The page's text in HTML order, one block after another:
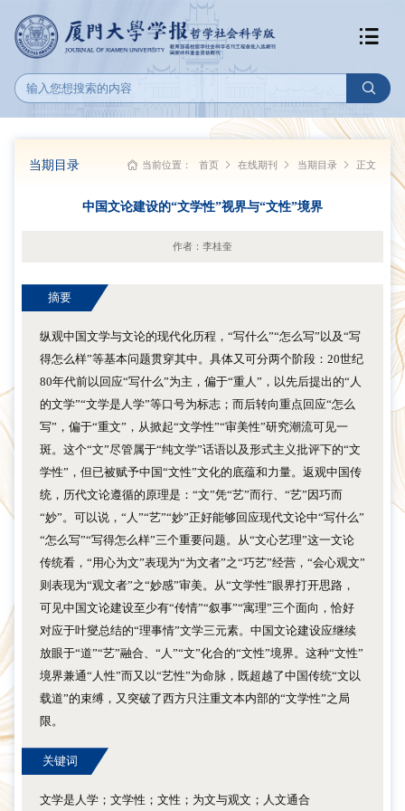
当期目录 当前位置： 首页 在线期刊 当期目录 正文
中国文论建设的“文学性”视界与“文性”境界
作者：李桂奎
摘要
纵观中国文学与文论的现代化历程，“写什么”“怎么写”以及“写
得怎么样”等基本问题贯穿其中。具体又可分两个阶段：20世纪
80年代前以回应“写什么”为主，偏于“重人”，以先后提出的“人
的文学”“文学是人学”等口号为标志；而后转向重点回应“怎么
写”，偏于“重文”，从掀起“文学性”“审美性”研究潮流可见一
斑。这个“文”尽管属于“纯文学”话语以及形式主义批评下的“文
学性”，但已被赋予中国“文性”文化的底蕴和力量。返观中国传
统，历代文论遵循的原理是：“文”凭“艺”而行、“艺”因巧而
“妙”。可以说，“人”“艺”“妙”正好能够回应现代文论中“写什么”
“怎么写”“写得怎么样”三个重要问题。从“文心艺理”这一文论
传统看，“用心为文”表现为“为文者”之“巧艺”经营，“会心观文”
则表现为“观文者”之“妙感”审美。从“文学性”眼界打开思路，
可见中国文论建设至少有“传情”“叙事”“寓理”三个面向，恰好
对应于叶燮总结的“理事情”文学三元素。中国文论建设应继续
放眼于“道”“艺”融合、“人”“文”化合的“文性”境界。这种“文性”
境界兼通“人性”而又以“艺性”为命脉，既超越了中国传统“文以
载道”的束缚，又突破了西方只注重文本内部的“文学性”之局
限。
关键词
文学是人学；文学性；文性；为文与观文；人文通合